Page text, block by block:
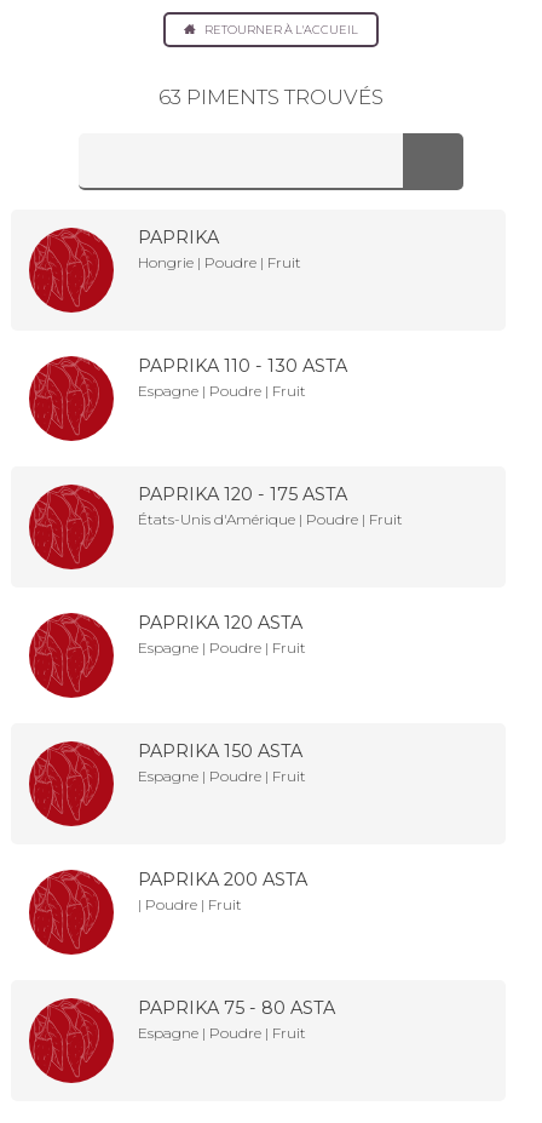
RETOURNER À L'ACCUEIL
63 PIMENTS TROUVÉS
PAPRIKA
Hongrie | Poudre | Fruit
PAPRIKA 110 - 130 ASTA
Espagne | Poudre | Fruit
PAPRIKA 120 - 175 ASTA
États-Unis d'Amérique | Poudre | Fruit
PAPRIKA 120 ASTA
Espagne | Poudre | Fruit
PAPRIKA 150 ASTA
Espagne | Poudre | Fruit
PAPRIKA 200 ASTA
| Poudre | Fruit
PAPRIKA 75 - 80 ASTA
Espagne | Poudre | Fruit